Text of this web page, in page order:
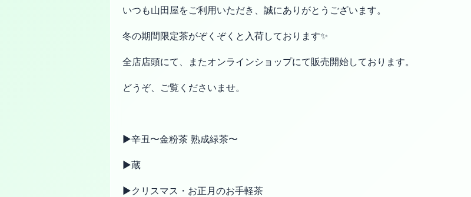
いつも山田屋をご利用いただき、誠にありがとうございます。
冬の期間限定茶がぞくぞくと入荷しております✨
全店店頭にて、またオンラインショップにて販売開始しております。
どうぞ、ご覧くださいませ。
▶︎辛丑〜金粉茶 熟成緑茶〜
▶︎蔵
▶︎クリスマス・お正月のお手軽茶